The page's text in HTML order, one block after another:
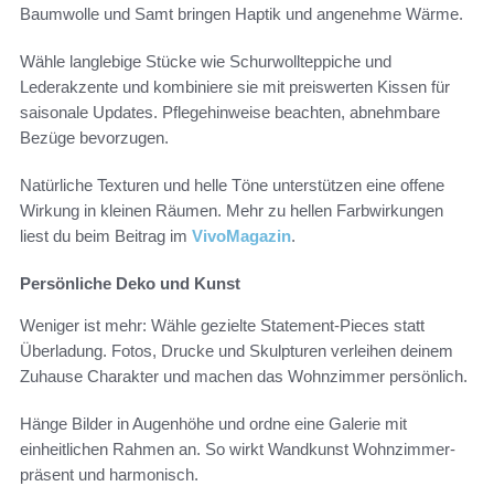
Baumwolle und Samt bringen Haptik und angenehme Wärme.
Wähle langlebige Stücke wie Schurwollteppiche und
Lederakzente und kombiniere sie mit preiswerten Kissen für
saisonale Updates. Pflegehinweise beachten, abnehmbare
Bezüge bevorzugen.
Natürliche Texturen und helle Töne unterstützen eine offene
Wirkung in kleinen Räumen. Mehr zu hellen Farbwirkungen
liest du beim Beitrag im VivoMagazin.
Persönliche Deko und Kunst
Weniger ist mehr: Wähle gezielte Statement-Pieces statt
Überladung. Fotos, Drucke und Skulpturen verleihen deinem
Zuhause Charakter und machen das Wohnzimmer persönlich.
Hänge Bilder in Augenhöhe und ordne eine Galerie mit
einheitlichen Rahmen an. So wirkt Wandkunst Wohnzimmer-
präsent und harmonisch.